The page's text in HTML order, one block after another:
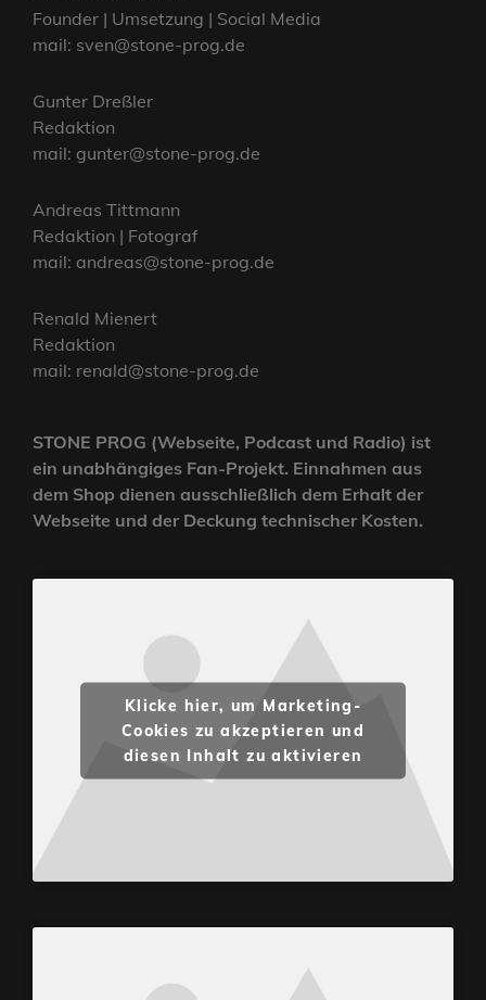
Founder | Umsetzung | Social Media
mail: sven@stone-prog.de
Gunter Dreßler
Redaktion
mail: gunter@stone-prog.de
Andreas Tittmann
Redaktion | Fotograf
mail: andreas@stone-prog.de
Renald Mienert
Redaktion
mail: renald@stone-prog.de
STONE PROG (Webseite, Podcast und Radio) ist
ein unabhängiges Fan-Projekt. Einnahmen aus
dem Shop dienen ausschließlich dem Erhalt der
Webseite und der Deckung technischer Kosten.
Klicke hier, um Marketing-
Cookies zu akzeptieren und
diesen Inhalt zu aktivieren